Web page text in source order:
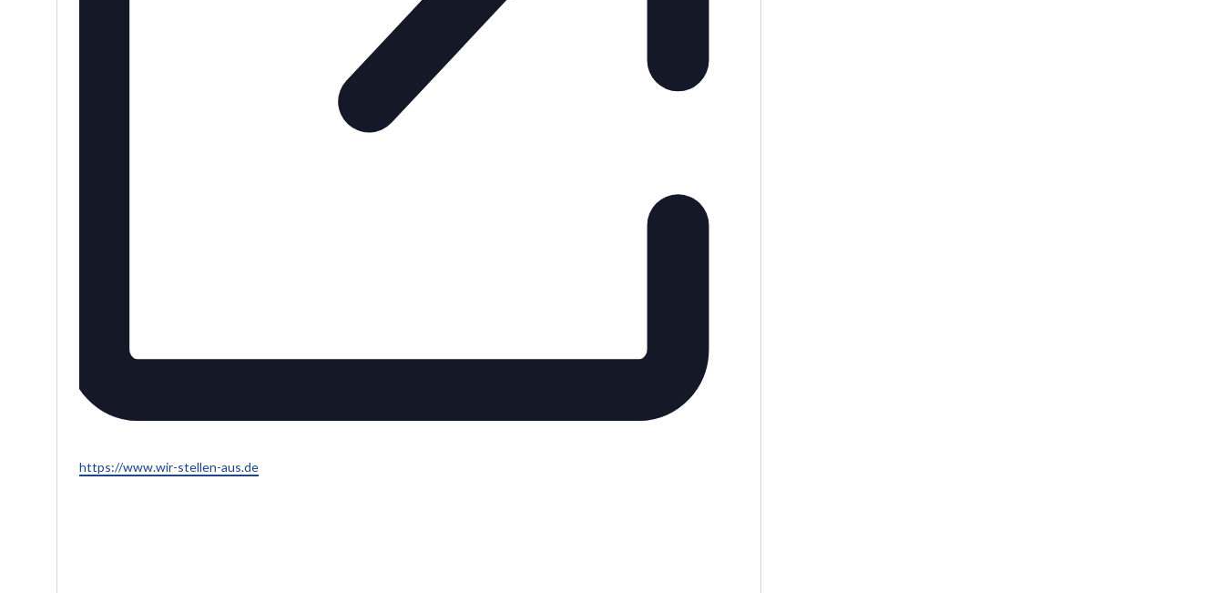
Webseite
https://www.wir-stellen-aus.de